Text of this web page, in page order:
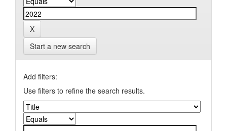
Start a new search
Add filters:
Use filters to refine the search results.